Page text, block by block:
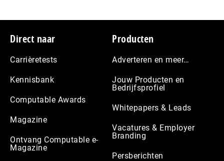
Footer
Direct naar
Carrièretests
Kennisbank
Computable Awards
Magazine
Ontvang Computable e-
Magazine
Producten
Adverteren en meer…
Jouw Producten en
Bedrijfsprofiel
Whitepapers & Leads
Vacatures & Employer
Branding
Persberichten